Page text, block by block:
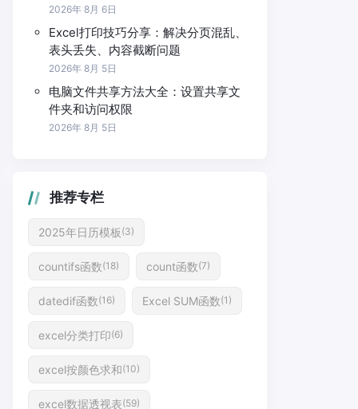
2026年 8月 6日
Excel打印技巧分享：解决分页混乱、
表头丢失、内容截断问题
2026年 8月 5日
电脑文件共享方法大全：设置共享文
件夹和访问权限
2026年 8月 5日
推荐专栏
2025年日历模板 (3)
countifs函数(18) count函数(7)
datedif函数(16) Excel SUM函数(1)
excel分类打印(6)
excel按颜色求和(10)
excel数据透视表(59)